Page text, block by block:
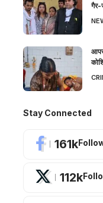
गैर-
Stay Connected
161k
112k